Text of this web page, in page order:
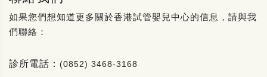
如果您們想知道更多關於香港試管嬰兒中心的信息，請與我
們聯絡：
診所電話： (0852) 3468-3168